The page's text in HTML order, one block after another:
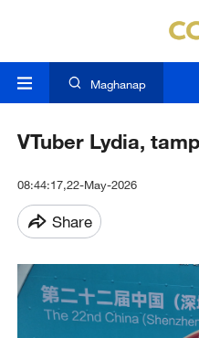
Maghanap
VTuber Lydia,
08:44:17,22-May-2026
Share